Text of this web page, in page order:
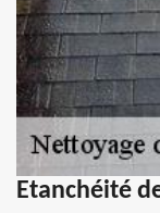
Etanchéité